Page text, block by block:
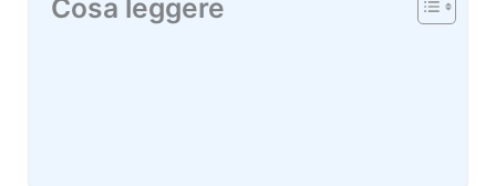
Cosa leggere